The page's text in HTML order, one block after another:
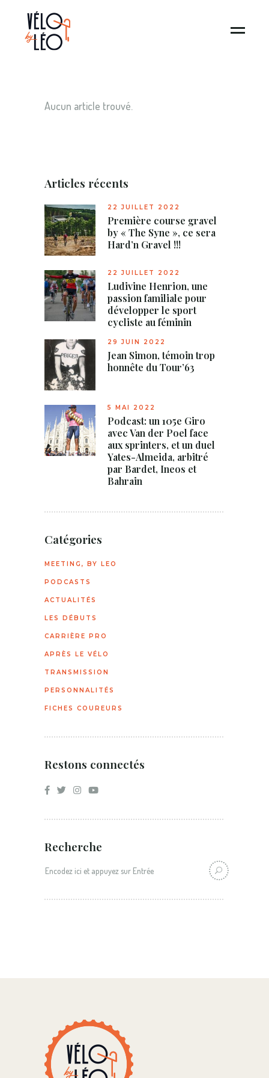
Aucun article trouvé.
Articles récents
22 JUILLET 2022
Première course gravel
by « The Syne », ce sera
Hard’n Gravel !!!
22 JUILLET 2022
Ludivine Henrion, une
passion familiale pour
développer le sport
cycliste au féminin
29 JUIN 2022
Jean Simon, témoin trop
honnête du Tour’63
5 MAI 2022
Podcast: un 105e Giro
avec Van der Poel face
aux sprinters, et un duel
Yates-Almeida, arbitré
par Bardet, Ineos et
Bahrain
Catégories
MEETING, BY LEO
PODCASTS
ACTUALITÉS
LES DÉBUTS
CARRIÈRE PRO
APRÈS LE VÉLO
TRANSMISSION
PERSONNALITÉS
FICHES COUREURS
Restons connectés
Recherche